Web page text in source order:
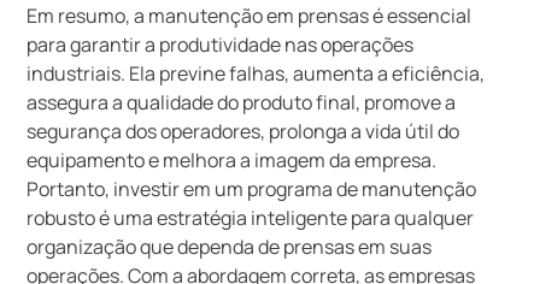
Em resumo, a manutenção em prensas é essencial
para garantir a produtividade nas operações
industriais. Ela previne falhas, aumenta a eficiência,
assegura a qualidade do produto final, promove a
segurança dos operadores, prolonga a vida útil do
equipamento e melhora a imagem da empresa.
Portanto, investir em um programa de manutenção
robusto é uma estratégia inteligente para qualquer
organização que dependa de prensas em suas
operações. Com a abordagem correta, as empresas